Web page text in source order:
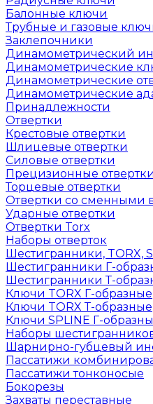
Балонные ключи
Трубные и газовые
Заклепочники
Динамометрический
Динамометрические
Динамометрические
Динамометрические
Принадлежности
Отвертки
Крестовые отвертки
Шлицевые отвертки
Силовые отвертки
Прецизионные отвертки
Торцевые отвертки
Отвертки со сменными
Ударные отвертки
Отвертки Torx
Наборы отверток
Шестигранники, TORX,
Шестигранники Г-
Шестигранники Т-
Ключи TORX Г-образные
Ключи TORX Т-образные
Ключи SPLINE Г-
Наборы
Шарнирно-губцевый
Пассатижи
Пассатижи тонконосые
Бокорезы
Захваты переставные